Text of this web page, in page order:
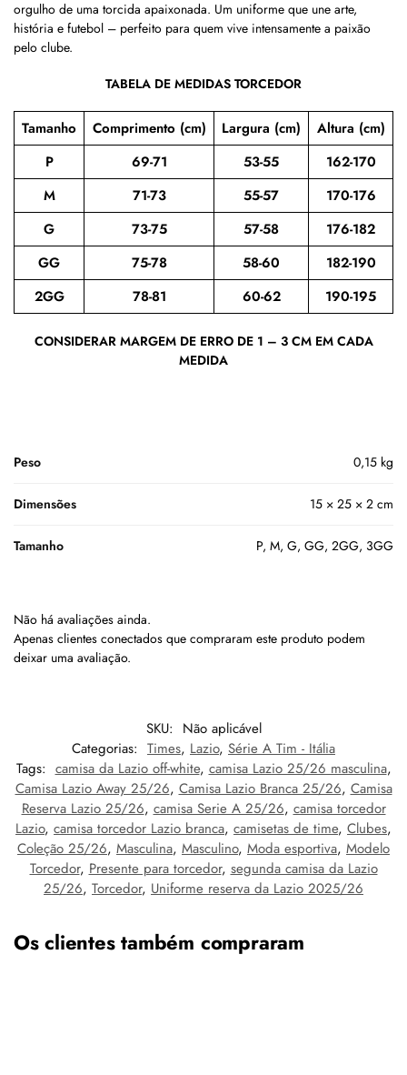
orgulho de uma torcida apaixonada. Um uniforme que une arte,
história e futebol – perfeito para quem vive intensamente a paixão
pelo clube.
TABELA DE MEDIDAS TORCEDOR
Tamanho Comprimento (cm) Largura (cm)
Altura (cm)
P
69-71 53-55
162-170
M
71-73 55-57
170-176
G
73-75 57-58
176-182
GG
75-78 58-60
182-190
2GG
78-81 60-62 190-195
CONSIDERAR MARGEM DE ERRO DE 1 – 3 CM EM CADA
MEDIDA
Peso 0,15 kg
Dimensões 15 × 25 × 2 cm
Tamanho P, M, G, GG, 2GG, 3GG
Não há avaliações ainda.
Apenas clientes conectados que compraram este produto podem
deixar uma avaliação.
SKU: Não aplicável
Categorias: Times, Lazio, Série A Tim - Itália
Tags: camisa da Lazio off-white, camisa Lazio 25/26 masculina,
Camisa Lazio Away 25/26, Camisa Lazio Branca 25/26, Camisa
Reserva Lazio 25/26, camisa Serie A 25/26, camisa torcedor
Lazio, camisa torcedor Lazio branca, camisetas de time, Clubes,
Coleção 25/26, Masculina, Masculino, Moda esportiva, Modelo
Torcedor, Presente para torcedor, segunda camisa da Lazio
25/26, Torcedor, Uniforme reserva da Lazio 2025/26
Os clientes também compraram